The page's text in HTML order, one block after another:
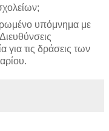
υπόμνημα με
για τις δράσεις των